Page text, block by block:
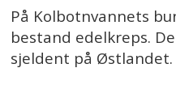
På Kolbotnvannets
bestand edelkreps.
sjeldent på Østlandet.